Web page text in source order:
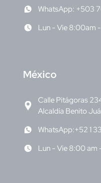
WhatsApp: +503
Lun - Vie 8:00am
México
Calle Pitágoras
Alcaldía Benito
WhatsApp:+52 1
Lun - Vie 8:00 am